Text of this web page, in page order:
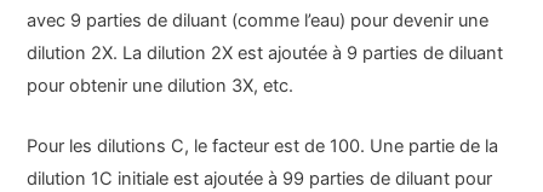
avec 9 parties de diluant (comme l’eau) pour devenir une
dilution 2X. La dilution 2X est ajoutée à 9 parties de diluant
pour obtenir une dilution 3X, etc.
Pour les dilutions C, le facteur est de 100. Une partie de la
dilution 1C initiale est ajoutée à 99 parties de diluant pour